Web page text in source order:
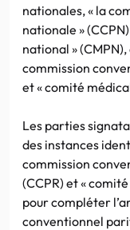
nationales, « la
nationale »
national »
commission
et « comité
Les parties
des instances
commission
(CCPR) et «
pour compléter
conventionnel